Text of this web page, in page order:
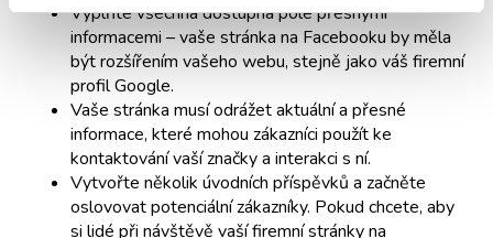
Vyplňte všechna dostupná pole přesnými
informacemi – vaše stránka na Facebooku by měla
být rozšířením vašeho webu, stejně jako váš firemní
profil Google.
Vaše stránka musí odrážet aktuální a přesné
informace, které mohou zákazníci použít ke
kontaktování vaší značky a interakci s ní.
Vytvořte několik úvodních příspěvků a začněte
oslovovat potenciální zákazníky. Pokud chcete, aby
si lidé při návštěvě vaší firemní stránky na